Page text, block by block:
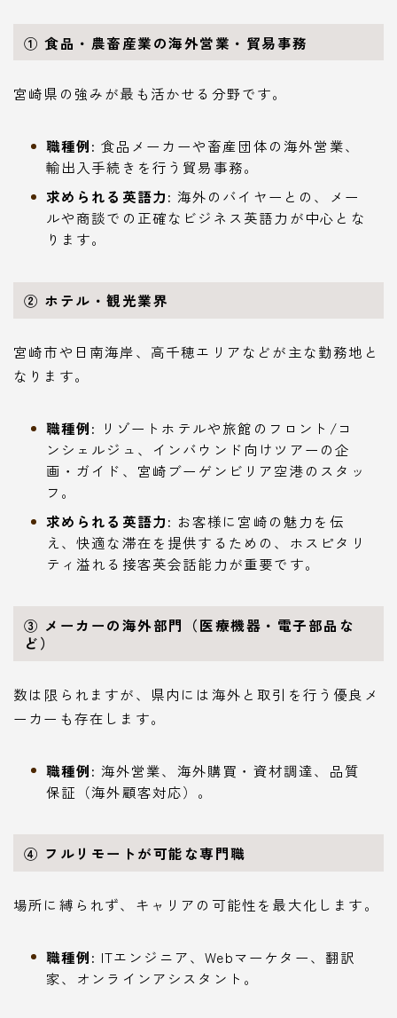
① 食品・農畜産業の海外営業・貿易事務
宮崎県の強みが最も活かせる分野です。
職種例: 食品メーカーや畜産団体の海外営業、
輸出入手続きを行う貿易事務。
求められる英語力: 海外のバイヤーとの、メー
ルや商談での正確なビジネス英語力が中心とな
ります。
② ホテル・観光業界
宮崎市や日南海岸、高千穂エリアなどが主な勤務地と
なります。
職種例: リゾートホテルや旅館のフロント/コ
ンシェルジュ、インバウンド向けツアーの企
画・ガイド、宮崎ブーゲンビリア空港のスタッ
フ。
求められる英語力: お客様に宮崎の魅力を伝
え、快適な滞在を提供するための、ホスピタリ
ティ溢れる接客英会話能力が重要です。
③ メーカーの海外部門（医療機器・電子部品な
ど）
数は限られますが、県内には海外と取引を行う優良メ
ーカーも存在します。
職種例: 海外営業、海外購買・資材調達、品質
保証（海外顧客対応）。
④ フルリモートが可能な専門職
場所に縛られず、キャリアの可能性を最大化します。
職種例: ITエンジニア、Webマーケター、翻訳
家、オンラインアシスタント。